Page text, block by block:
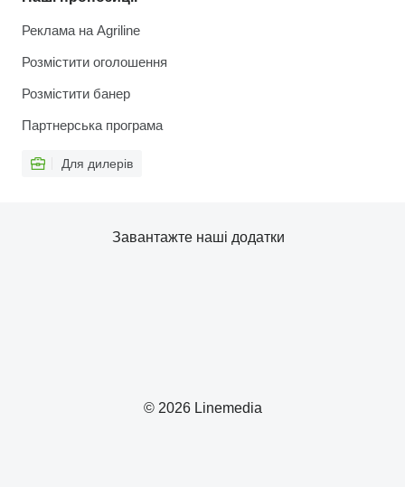
Реклама на Agriline
Розмістити оголошення
Розмістити банер
Партнерська програма
Для дилерів
© 2026 Linemedia
Завантажте наші додатки